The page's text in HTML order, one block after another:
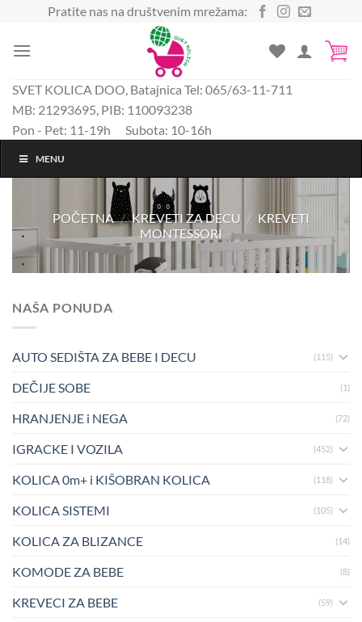
sadržaj
Pratite nas na društvenim mrežama:
SVET KOLICA DOO, Batajnica Tel: 065/63-11-711
MB: 21293695, PIB: 110093238
Pon - Pet: 11-19h Subota: 10-16h
MENU
POČETNA / KREVETI ZA DECU / KREVETI
MONTESSORI
NAŠA PONUDA
AUTO SEDIŠTA ZA BEBE I DECU (115)
DEČIJE SOBE (1)
HRANJENJE i NEGA (72)
IGRACKE I VOZILA (452)
KOLICA 0m+ i KIŠOBRAN KOLICA (118)
KOLICA SISTEMI (105)
KOLICA ZA BLIZANCE (14)
KOMODE ZA BEBE (8)
KREVECI ZA BEBE (59)